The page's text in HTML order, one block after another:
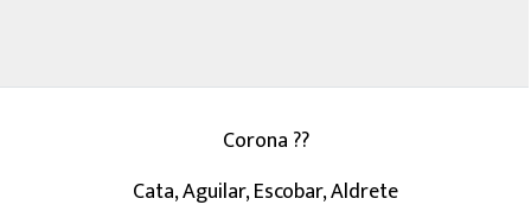
Corona ??
Cata, Aguilar, Escobar, Aldrete